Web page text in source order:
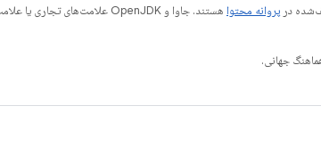
در پروانه محتوا